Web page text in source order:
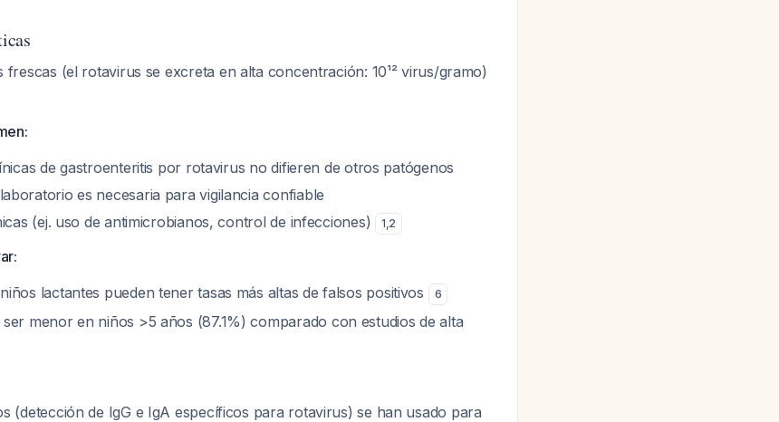
frescas (el rotavirus se excreta en alta concentración: 10¹² virus/gramo)
de gastroenteritis por rotavirus no difieren de otros patógenos
es necesaria para vigilancia confiable
(ej. uso de antimicrobianos, control de infecciones)
1,2
lactantes pueden tener tasas más altas de falsos positivos
6
ser menor en niños >5 años (87.1%) comparado con estudios de alta
(detección de IgG e IgA específicos para rotavirus) se han usado para